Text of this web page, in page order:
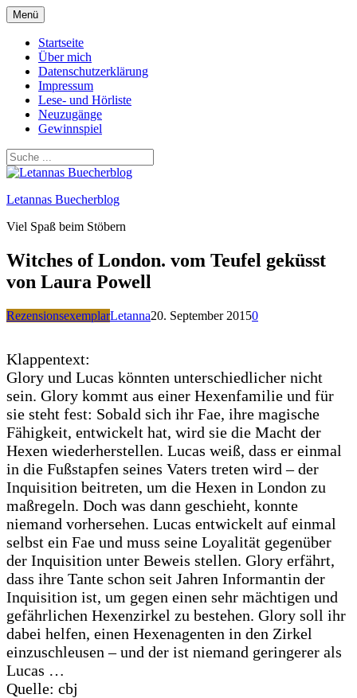
Zum
Inhalt
springen
Menü
Startseite
Über mich
Datenschutzerklärung
Impressum
Lese- und Hörliste
Neuzugänge
Gewinnspiel
Letannas Buecherblog
Viel Spaß beim Stöbern
Witches of London. vom Teufel geküsst
von Laura Powell
RezensionsexemplarLetanna20. September 20150
Klappentext:
Glory und Lucas könnten unterschiedlicher nicht
sein. Glory kommt aus einer Hexenfamilie und für
sie steht fest: Sobald sich ihr Fae, ihre magische
Fähigkeit, entwickelt hat, wird sie die Macht der
Hexen wiederherstellen. Lucas weiß, dass er einmal
in die Fußstapfen seines Vaters treten wird – der
Inquisition beitreten, um die Hexen in London zu
maßregeln. Doch was dann geschieht, konnte
niemand vorhersehen. Lucas entwickelt auf einmal
selbst ein Fae und muss seine Loyalität gegenüber
der Inquisition unter Beweis stellen. Glory erfährt,
dass ihre Tante schon seit Jahren Informantin der
Inquisition ist, um gegen einen sehr mächtigen und
gefährlichen Hexenzirkel zu bestehen. Glory soll ihr
dabei helfen, einen Hexenagenten in den Zirkel
einzuschleusen – und der ist niemand geringerer als
Lucas …
Quelle: cbj